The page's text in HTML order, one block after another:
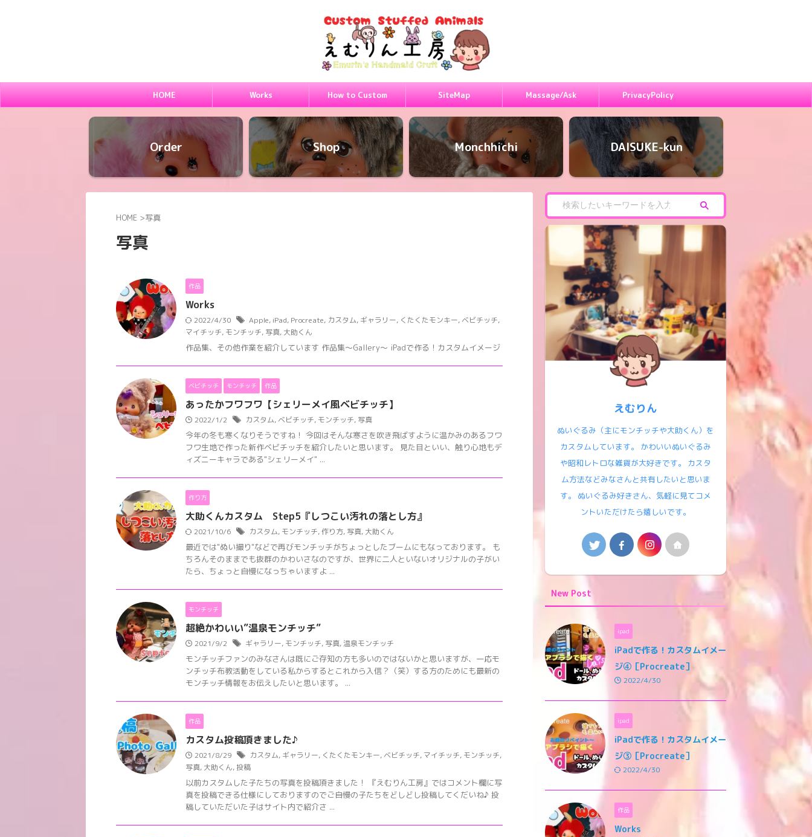
HOME Works How to Custom SiteMap Massage/Ask PrivacyPolicy
Order Shop Monchhichi DAISUKE-kun
HOME >写真
写真
作品
Works
2022/4/30 Apple, iPad, Procreate, カスタム, ギャラリー, くたくたモンキー, ベビチッチ,
マイチッチ, モンチッチ, 写真, 大助くん
作品集、その他作業を紹介しています 作品集〜Gallery〜 iPadで作る！カスタムイメージ
ベビチッチ モンチッチ 作品
あったかフワフワ【シェリーメイ風ベビチッチ】
2022/1/2 カスタム, ベビチッチ, モンチッチ, 写真
今年の冬も寒くなりそうですね！ 今回はそんな寒さを吹き飛ばすように温かみのあるフワ
フワ生地で作った新作ベビチッチを紹介したいと思います。 見た目といい、触り心地もデ
ィズニーキャラである"シェリーメイ" ...
作り方
大助くんカスタム Step5『しつこい汚れの落とし方』
2021/10/6 カスタム, モンチッチ,作り方, 写真, 大助くん
最近では"ぬい撮り"などで再びモンチッチがちょっとしたブームにもなっております。 も
ちろんそのままでも抜群のかわいさなのですが、世界に二人といないオリジナルの子がい
たら、ちょっと自慢になっちゃいますよ ...
モンチッチ
超絶かわいい”温泉モンチッチ”
2021/9/2 ギャラリー, モンチッチ, 写真,温泉モンチッチ
モンチッチファンのみなさんは既にご存知の方も多いのではないかと思いますが、一応モ
ンチッチ布教活動をしている私からするとこれから入信？（笑）する方のためにも最新の
モンチッチ情報をお伝えしたいと思います。 ...
作品
カスタム投稿頂きました♪
2021/8/29 カスタム, ギャラリー, くたくたモンキー, ベビチッチ, マイチッチ, モンチッチ,
写真, 大助くん,投稿
以前カスタムした子たちの写真を投稿頂きました！ 『えむりん工房』ではコメント欄に写
真を投稿できる仕様にしておりますのでご自慢の子たちをどしどし投稿してくだいね♪ 投
稿していただいた子はサイト内で紹介さ ...
えむりん
ぬいぐるみ（主にモンチッチや大助くん）を
カスタムしています。 かわいいぬいぐるみ
や昭和レトロな雑貨が大好きです。 カスタ
ム方法などみなさんと共有したいと思いま
す。 ぬいぐるみ好きさん、気軽に見てコメ
ントいただけたら嬉しいです。
New Post
ipad
iPadで作る！カスタムイメー
ジ④［Procreate］
2022/4/30
ipad
iPadで作る！カスタムイメー
ジ③［Procreate］
2022/4/30
作品
Works